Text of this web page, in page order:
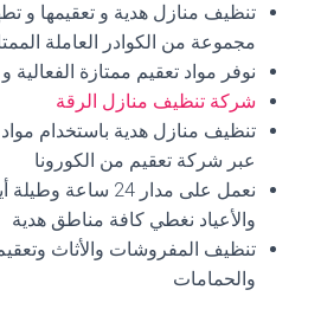
تنظيف منازل هدية و تعقيمها و
مجموعة من الكوادر العاملة
نوفر مواد تعقيم ممتازة الفعالية
شركة تنظيف منازل الرقة
تنظيف منازل هدية باستخدام
عبر شركة تعقيم من الكورونا
نعمل على مدار 24
والأعياد نغطي كافة مناطق هدية
تنظيف المفروشات والأثاث
والحمامات